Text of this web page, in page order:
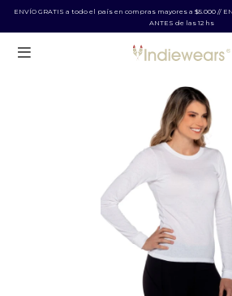
ENVÍO GRATIS a todo el país en compras mayores a $5.000 //
ANTES de las 12 hs
